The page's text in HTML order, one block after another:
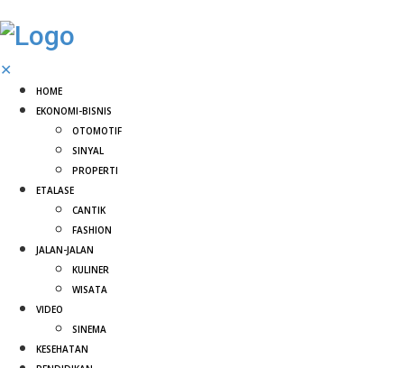
✕
HOME
EKONOMI-BISNIS
OTOMOTIF
SINYAL
PROPERTI
ETALASE
CANTIK
FASHION
JALAN-JALAN
KULINER
WISATA
VIDEO
SINEMA
KESEHATAN